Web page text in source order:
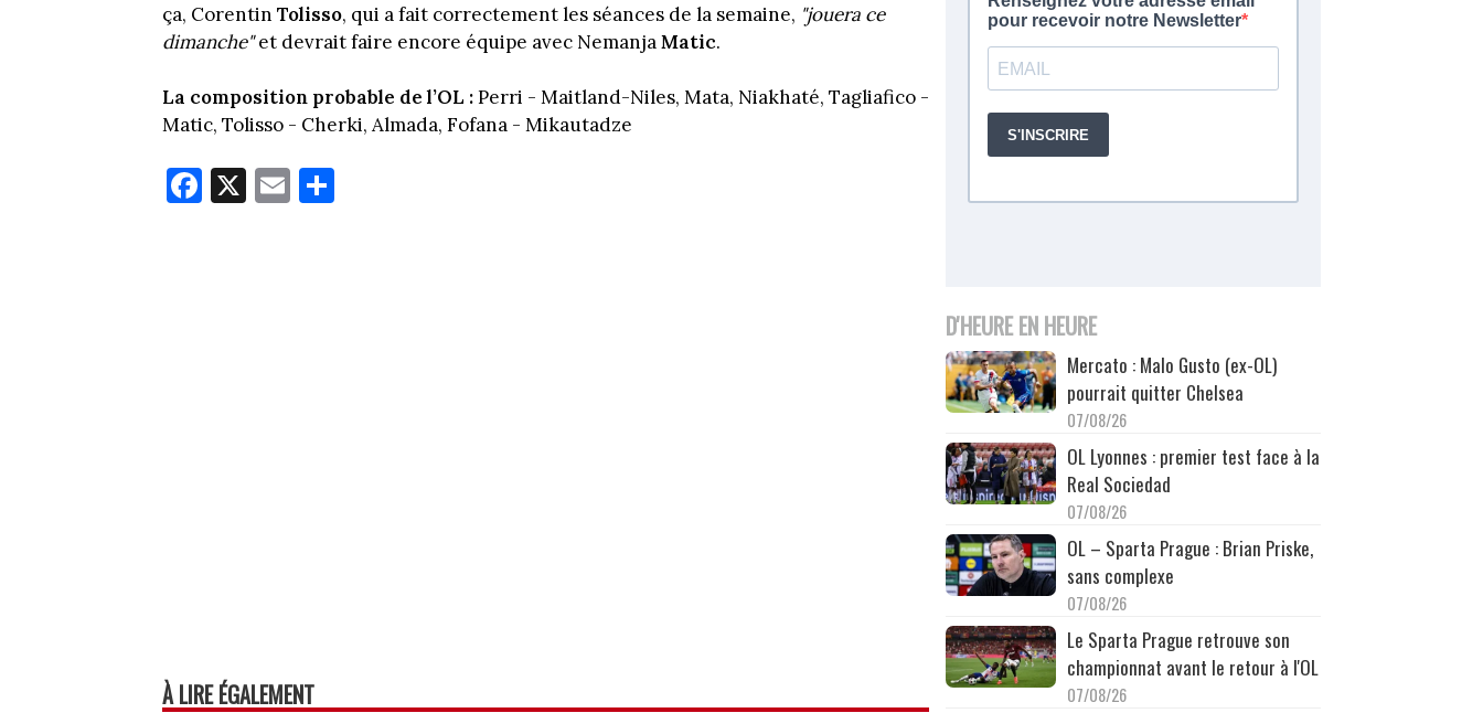
ça, Corentin Tolisso, qui a fait correctement les séances de la semaine, "jouera ce
dimanche"et devrait faire encore équipe avec NemanjaMatic.
La composition probable de l’OL :Perri - Maitland-Niles, Mata, Niakhaté, Tagliafico -
Matic, Tolisso - Cherki, Almada, Fofana - Mikautadze
Fa
ce
X E
m
À LIRE ÉGALEMENT
D'HEURE EN HEURE
Mercato : Malo Gusto (ex-OL)
pourrait quitter Chelsea
07/08/26
OL Lyonnes : premier test face à la
Real Sociedad
07/08/26
OL – Sparta Prague : Brian Priske,
sans complexe
07/08/26
Le Sparta Prague retrouve son
championnat avant le retour à l'OL
07/08/26